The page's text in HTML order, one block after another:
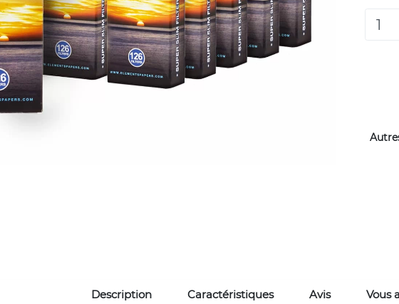
Description Caractéristiques Avis Vous